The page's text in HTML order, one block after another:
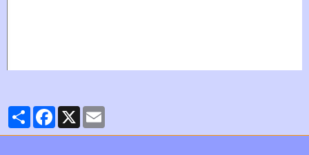
PartagerFacebook
X